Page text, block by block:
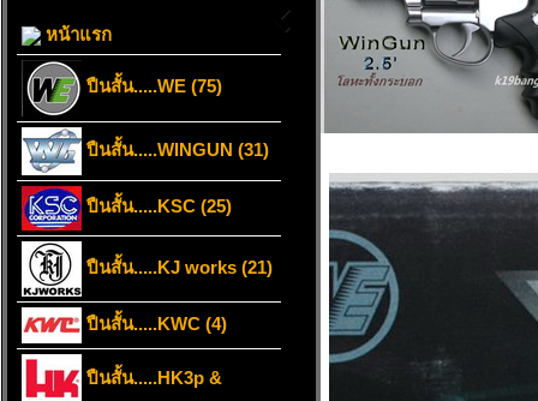
หน้าแรก
ปืนสั้น.....WE (75)
ปืนสั้น.....WINGUN (31)
ปืนสั้น.....KSC (25)
ปืนสั้น.....KJ works (21)
ปืนสั้น.....KWC (4)
ปืนสั้น.....HK3p &